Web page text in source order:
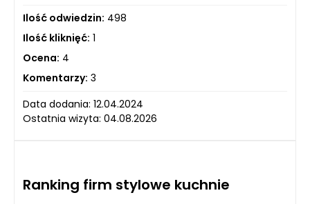
Ilość odwiedzin: 498
Ilość kliknięć: 1
Ocena: 4
Komentarzy: 3
Data dodania: 12.04.2024
Ostatnia wizyta: 04.08.2026
Ranking firm stylowe kuchnie